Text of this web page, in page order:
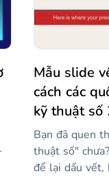
Mẫu slide
cách các
kỹ thuật số
Bạn đã quen
thuật số"
để lại dấu vết,